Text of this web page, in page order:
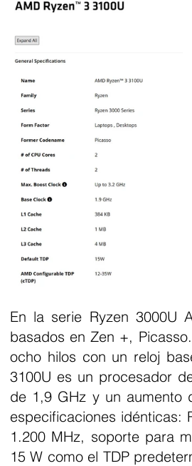
En la serie Ryzen 3000U
basados en Zen +,
ocho hilos con un reloj
3100U es un procesador
de 1,9 GHz y un aumento
especificaciones idénticas:
1.200 MHz, soporte para
15 W como el TDP